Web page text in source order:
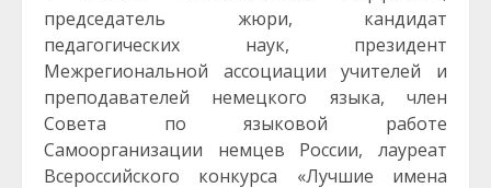
председатель жюри, кандидат
педагогических наук, президент
Межрегиональной ассоциации учителей и
преподавателей немецкого языка, член
Совета по языковой работе
Самоорганизации немцев России, лауреат
Всероссийского конкурса «Лучшие имена